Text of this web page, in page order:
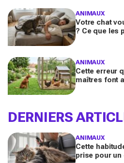
ANIMAUX
Votre chat
? Ce que les
ANIMAUX
Cette erreur
maîtres font
DERNIERS
ANIMAUX
Cette
prise pour